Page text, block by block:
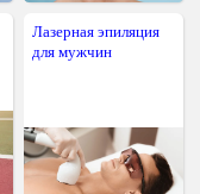
Лазерная эпиляция
для мужчин